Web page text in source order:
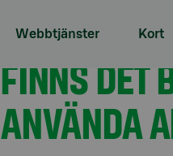
Webbtjänster Kort
Mobilbetalning
FINNS DET
ANVÄNDA